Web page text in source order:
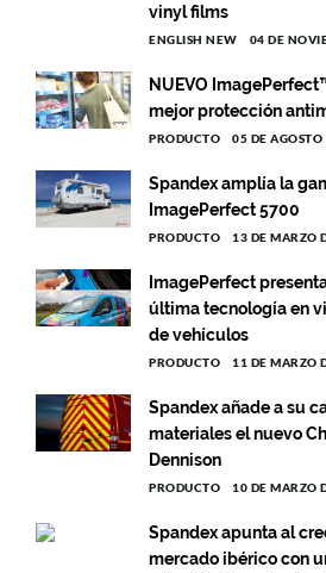
vinyl films
ENGLISH NEW 04 DE
NUEVO
mejor protección
PRODUCTO 05 DE
Spandex amplía la
ImagePerfect 5700
PRODUCTO 13 DE MARZO
ImagePerfect
última tecnología en
de vehículos
PRODUCTO 11 DE MARZO
Spandex añade a su
materiales el nuevo
Dennison
PRODUCTO 10 DE MARZO
Spandex apunta al
mercado ibérico con